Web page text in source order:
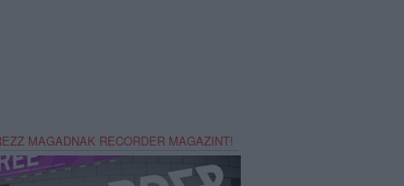
MAGADNAK RECORDER MAGAZINT!